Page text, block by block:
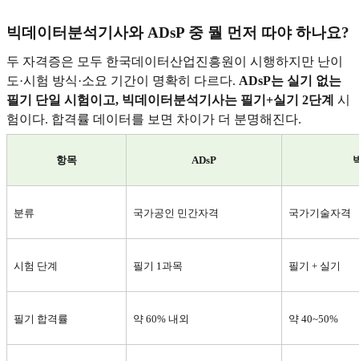
빅데이터분석기사와 ADsP 중 뭘 먼저 따야 하나요?
두 자격증은 모두 한국데이터산업진흥원이 시행하지만 난이
도·시험 방식·소요 기간이 명확히 다르다. ADsP는 실기 없는
필기 단일 시험이고, 빅데이터분석기사는 필기+실기 2단계 시
험이다. 합격률 데이터를 보면 차이가 더 분명해진다.
항목 ADsP
분류 국가공인 민간자격 국가기술자격
시험 단계 필기 1과목 필기 + 실기
필기 합격률 약 60% 내외 약 40~50%